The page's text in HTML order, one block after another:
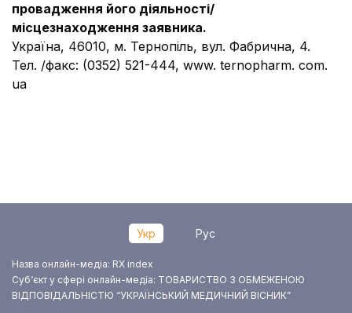
провадження його діяльності/
місцезнаходження заявника.
Україна, 46010, м. Тернопіль, вул. Фабрична, 4.
Тел. /факс: (0352) 521-444, www. ternopharm. com.
ua
Укр Рус
Назва онлайн-медіа: RX index
Суб‘єкт у сфері онлайн-медіа: ТОВАРИСТВО З ОБМЕЖЕНОЮ
ВІДПОВІДАЛЬНІСТЮ “УКРАЇНСЬКИЙ МЕДИЧНИЙ ВІСНИК”